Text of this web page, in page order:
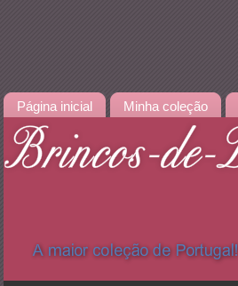
Página inicial Minha coleção